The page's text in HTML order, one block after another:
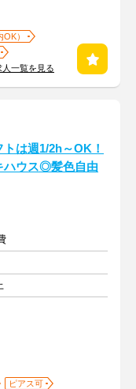
）
一覧を見る
トは週1/2h～OK！
ハウス◎髪色自由
ピアス可